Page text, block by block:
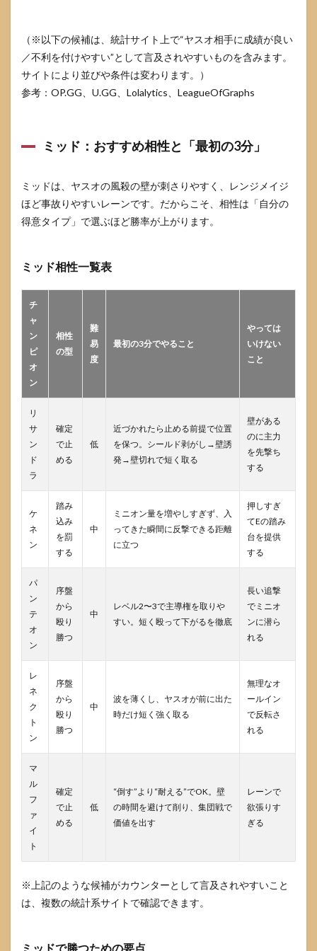
敗：
自陣
で溜
めす
応：
先に
「波
と視
界」
7
ス
オ」
より
「起
点」
を見
る
起点
があ
ると
価値
が跳
ね上
がる
7.2
位置
のル
ール3
集団
起点
対策
の表
それ
でも
ない
時の
「最
小失
ン」
8.1
勝ち
（※以下の候補は、統計サイト上で“ヤスオ相手に成績が良い
／不利を付けやすい”として言及されやすいものを含みます。
サイトにより並びや条件は変わります。）
参考：OP.GG、U.GG、Lolalytics、LeagueOfGraphs
ミッド：おすすめ相性と「最初の3分」
ミッドは、ヤスオの風殺の壁が刺さりやすく、レンジメイジ
ほど事故りやすいレーンです。だからこそ、相性は「自分の
得意タイプ」で選ぶほど勝率が上がります。
ミッド相性一覧表
チ
ャ
ン
ピ
オ
ン
相性
の型
難
易
度
最初の3分でやること
やっては
いけない
こと
リ
サ
ン
ド
ラ
確定
で止
める
低
近づかれたら止める前提で位置
を保つ。シールド剥がし→壁誘
発→壁切れで短く取る
壁がある
のに主力
を先撃ち
する
ケ
ネ
ン
踏み
込み
を罰
する
中
ミニオン量を増やしすぎず、入
ってきた瞬間に反撃できる距離
に立つ
押しすぎ
てEの踏み
台を提供
する
パ
ン
テ
オ
ン
序盤
から
殴り
勝つ
中
レベル2〜3で主導権を取りや
すい。短く殴って下がるを徹底
長い追撃
でミニオ
ンに潜ら
れる
レ
ネ
ク
ト
ン
序盤
から
殴り
勝つ
中
波を薄くし、ヤスオが前に出た
時だけ短く強く取る
無理なオ
ールイン
で反転さ
れる
マ
ル
フ
ァ
イ
ト
確定
で止
める
低
“倒す”より“耐える”でOK。壁
の時間を避けて削り、集団戦で
価値を出す
レーンで
欲張りす
ぎる
※上記のような候補がカウンターとして言及されやすいこと
は、複数の統計系サイトで確認できます。
ミッドで勝つための要点